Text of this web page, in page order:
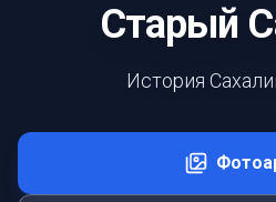
Старый
История